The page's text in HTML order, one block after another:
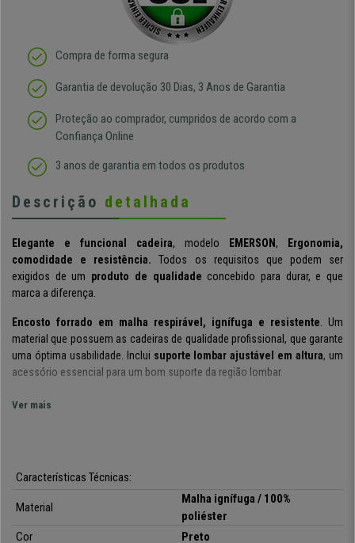
Compra de forma segura
Garantia de devolução 30 Dias, 3 Anos de Garantia
Proteção ao comprador, cumpridos de acordo com a
Confiança Online
3 anos de garantia em todos os produtos
Descrição detalhada
Elegante e funcional cadeira, modelo EMERSON, Ergonomia,
comodidade e resistência. Todos os requisitos que podem ser
exigidos de um produto de qualidade concebido para durar, e que
marca a diferença.
Encosto forrado em malha respirável, ignífuga e resistente . Um
material que possuem as cadeiras de qualidade profissional, que garante
uma óptima usabilidade. Inclui suporte lombar ajustável em altura, um
acessório essencial para um bom suporte da região lombar.
Oencosto em si também é ajustável em altura
Inclui um mecanismo de inclinação sincronizado
reclinar a cadeira e fixá-la em várias posiçõesusando a alavanca
esquerda (a direita ajusta a altura da elevação). Pode ajustar a dureza ou
intensidade da reclinação com a rosca presente no assento.
Ver mais
Características Técnicas:
Material
Malha ignífuga / 100%
poliéster
Cor
Preto